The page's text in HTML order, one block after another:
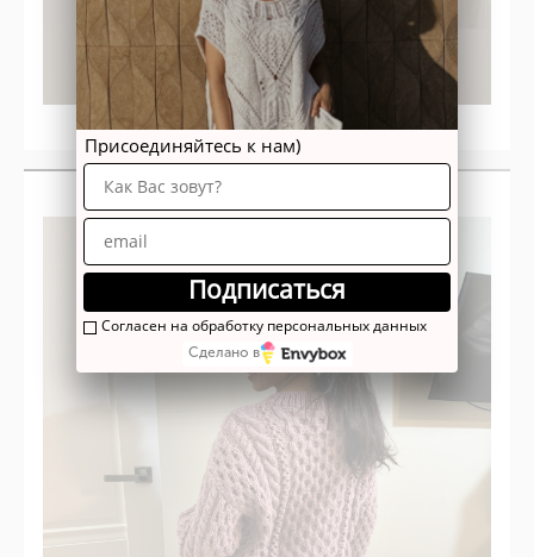
*Фото опубликовано с письменного согласия автора фото.
Джемпер "Бруно"
Присоединяйтесь к нам)
Подписаться
Согласен на обработку персональных данных
Сделано в